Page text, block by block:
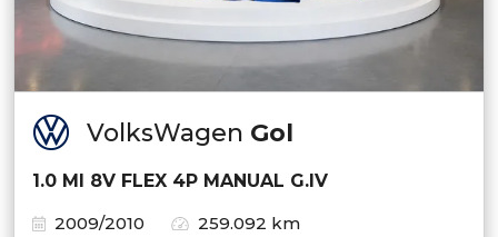
VolksWagen Gol
1.0 MI 8V FLEX 4P MANUAL G.IV
2009/2010
259.092 km